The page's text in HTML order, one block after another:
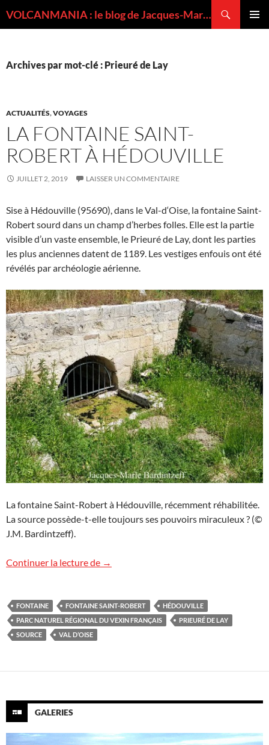
VOLCANMANIA : le blog de Jacques-Marie BARDINTZEFF, volcanologue
Archives par mot-clé : Prieuré de Lay
ACTUALITÉS,VOYAGES
LA FONTAINE SAINT-
ROBERT À HÉDOUVILLE
JUILLET 2, 2019 LAISSER UN COMMENTAIRE
Sise à Hédouville (95690), dans le Val-d‘Oise, la fontaine Saint-
Robert sourd dans un champ d’herbes folles. Elle est la partie
visible d’un vaste ensemble, le Prieuré de Lay, dont les parties
les plus anciennes datent de 1189. Les vestiges enfouis ont été
révélés par archéologie aérienne.
La fontaine Saint-Robert à Hédouville, récemment réhabilitée.
La source possède-t-elle toujours ses pouvoirs miraculeux ? (©
J.M. Bardintzeff).
Continuer la lecture de La fontaine Saint-Robert à Hédouville
→
FONTAINE FONTAINE SAINT-ROBERT
HÉDOUVILLE
PARC NATUREL RÉGIONAL DU VEXIN FRANÇAIS
PRIEURÉ DE LAY
SOURCE
VAL D’OISE
GALERIES